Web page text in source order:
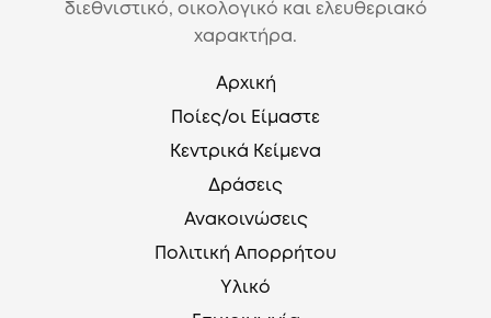
διεθνιστικό, οικολογικό και ελευθεριακό
χαρακτήρα.
Αρχική
Ποίες/οι Είμαστε
Κεντρικά Κείμενα
Δράσεις
Ανακοινώσεις
Πολιτική Απορρήτου
Υλικό